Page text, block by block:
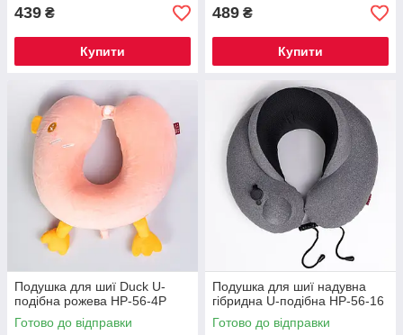
439 ₴
Купити
489 ₴
Купити
Подушка для шиї Duck U-
подібна рожева HP-56-4P
Готово до відправки
Подушка для шиї надувна
гібридна U-подібна HP-56-16
Готово до відправки